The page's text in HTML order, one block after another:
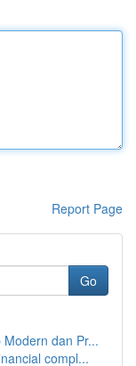
Report Page
Go
dan Pr...
compl...